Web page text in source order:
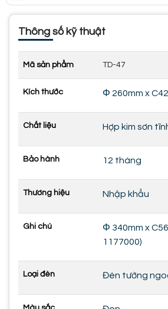
Thông số kỹ thuật
Mã sản phẩm TD-47
Kích thước Φ 260mm x
Chất liệu Hợp kim sơn
Bảo hành 12 tháng
Thương hiệu Nhập khẩu
Ghi chú
Φ 340mm x
1177000)
Loại đèn Đèn tường